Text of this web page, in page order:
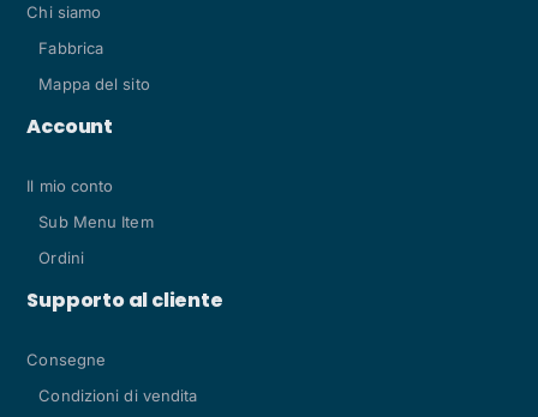
Chi siamo
Fabbrica
Mappa del sito
Account
Il mio conto
Sub Menu Item
Ordini
Supporto al cliente
Consegne
Condizioni di vendita